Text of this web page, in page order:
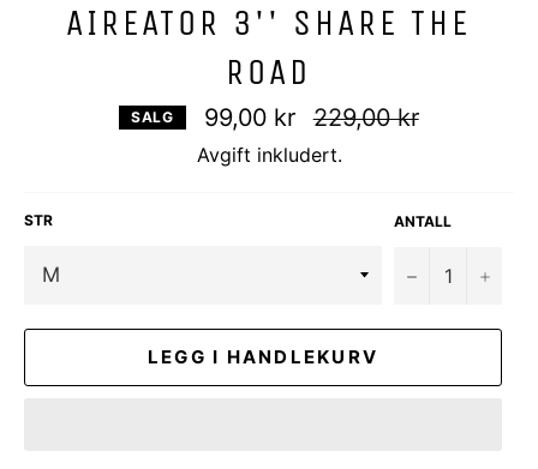
AIREATOR 3'' SHARE THE
ROAD
SALG 99,00 kr
Vanlig
pris
229,00 kr
Avgift inkludert.
STR ANTALL
− +
LEGG I HANDLEKURV